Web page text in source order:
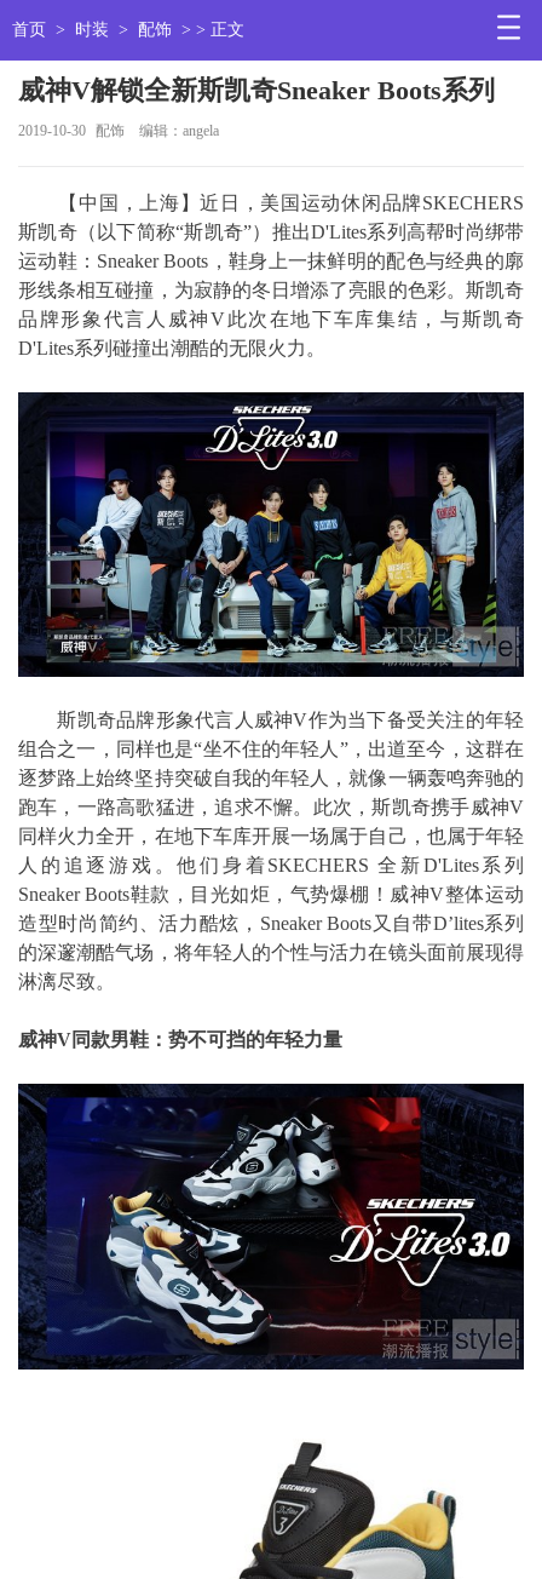
首页 > 时装 > 配饰 > > 正文
威神V解锁全新斯凯奇Sneaker Boots系列
2019-10-30 配饰 编辑：angela
【中国，上海】近日，美国运动休闲品牌SKECHERS
斯凯奇（以下简称“斯凯奇”）推出D'Lites系列高帮时尚绑带
运动鞋：Sneaker Boots，鞋身上一抹鲜明的配色与经典的廓
形线条相互碰撞，为寂静的冬日增添了亮眼的色彩。斯凯奇
品牌形象代言人威神V此次在地下车库集结，与斯凯奇
D'Lites系列碰撞出潮酷的无限火力。
斯凯奇品牌形象代言人威神V作为当下备受关注的年轻
组合之一，同样也是“坐不住的年轻人”，出道至今，这群在
逐梦路上始终坚持突破自我的年轻人，就像一辆轰鸣奔驰的
跑车，一路高歌猛进，追求不懈。此次，斯凯奇携手威神V
同样火力全开，在地下车库开展一场属于自己，也属于年轻
人的追逐游戏。他们身着SKECHERS 全新D'Lites系列
Sneaker Boots鞋款，目光如炬，气势爆棚！威神V整体运动
造型时尚简约、活力酷炫，Sneaker Boots又自带D’lites系列
的深邃潮酷气场，将年轻人的个性与活力在镜头面前展现得
淋漓尽致。
威神V同款男鞋：势不可挡的年轻力量